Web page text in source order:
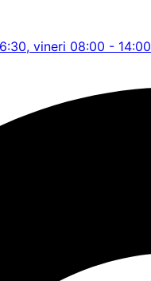
vineri 08:00 - 14:00